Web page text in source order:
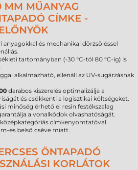
MM MŰANYAG
CÍMKE -
anyagokkal és mechanikai dörzsöléssel
tartományban (-30 °C-tól 80 °C-ig) is
alkalmazható, ellenáll az UV-sugárzásnak
darabos kiszerelés optimalizálja a
és csökkenti a logisztikai költségeket.
minőség érhető el resin festékszalag
a vonalkódok olvashatóságát.
címkenyomtatóval
es belső cséve miatt.
ÖNTAPADÓ
KORLÁTOK